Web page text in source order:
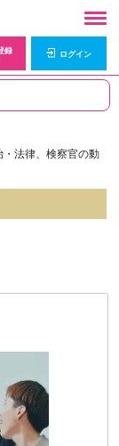
録
ログイン
法律、検察官の動